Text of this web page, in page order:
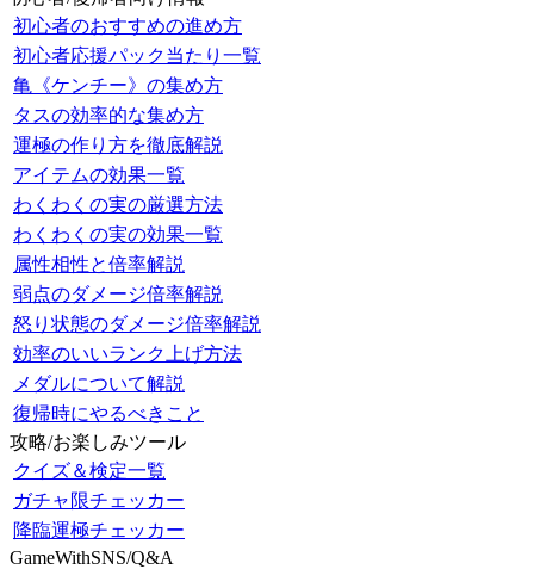
初心者のおすすめの進め方
初心者応援パック当たり一覧
亀《ケンチー》の集め方
タスの効率的な集め方
運極の作り方を徹底解説
アイテムの効果一覧
わくわくの実の厳選方法
わくわくの実の効果一覧
属性相性と倍率解説
弱点のダメージ倍率解説
怒り状態のダメージ倍率解説
効率のいいランク上げ方法
メダルについて解説
復帰時にやるべきこと
攻略/お楽しみツール
クイズ＆検定一覧
ガチャ限チェッカー
降臨運極チェッカー
GameWithSNS/Q&A